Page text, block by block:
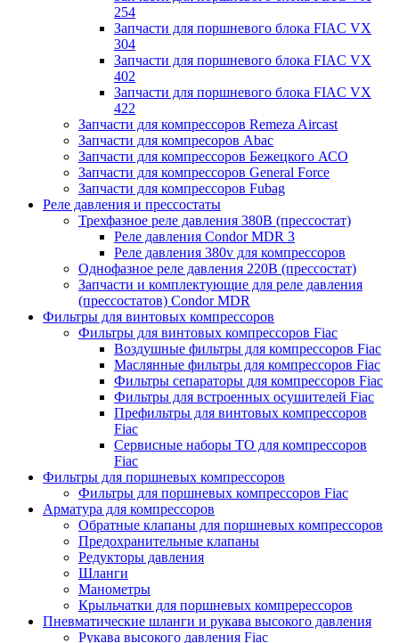
254
Запчасти для поршневого блока FIAC VX
304
Запчасти для поршневого блока FIAC VX
402
Запчасти для поршневого блока FIAC VX
422
Запчасти для компрессоров Remeza Aircast
Запчасти для компресоров Abac
Запчасти для компрессоров Бежецкого АСО
Запчасти для компрессоров General Force
Запчасти для компрессоров Fubag
Реле давления и прессостаты
Трехфазное реле давления 380В (прессостат)
Реле давления Condor MDR 3
Реле давления 380v для компрессоров
Однофазное реле давления 220В (прессостат)
Запчасти и комплектующие для реле давления
(прессостатов) Condor MDR
Фильтры для винтовых компрессоров
Фильтры для винтовых компрессоров Fiac
Воздушные фильтры для компрессоров Fiac
Маслянные фильтры для компрессоров Fiac
Фильтры сепараторы для компрессоров Fiac
Фильтры для встроенных осушителей Fiac
Префильтры для винтовых компрессоров
Fiac
Сервисные наборы ТО для компрессоров
Fiac
Фильтры для поршневых компрессоров
Фильтры для поршневых компрессоров Fiac
Арматура для компрессоров
Обратные клапаны для поршневых компрессоров
Предохранительные клапаны
Редукторы давления
Шланги
Манометры
Крыльчатки для поршневых компререссоров
Пневматические шланги и рукава высокого давления
Рукава высокого давления Fiac